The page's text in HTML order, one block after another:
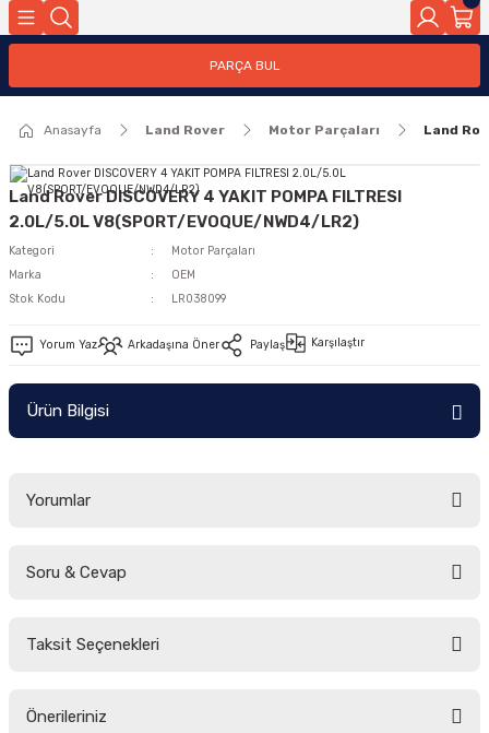
PARÇA BUL
Anasayfa Land Rover Motor Parçaları Land
Land Rover DISCOVERY 4 YAKIT POMPA FILTRESI
2.0L/5.0L V8(SPORT/EVOQUE/NWD4/LR2)
Kategori
Motor Parçaları
Marka
OEM
Stok Kodu
LR038099
Yorum Yaz Arkadaşına Öner Paylaş Karşılaştır
Ürün Bilgisi
Yorumlar
Soru & Cevap
Taksit Seçenekleri
Önerileriniz